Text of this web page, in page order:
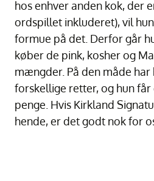
hos enhver anden kok,
ordspillet inkluderet), vil
formue på det. Derfor går
køber de pink, kosher og
mængder. På den måde
forskellige retter, og hun
penge. Hvis Kirkland
hende, er det godt nok for